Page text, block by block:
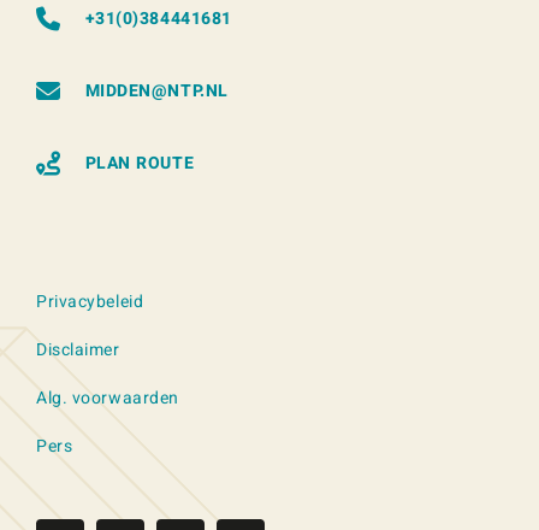
+31(0)384441681
MIDDEN@NTP.NL
PLAN ROUTE
Privacybeleid
Disclaimer
Alg. voorwaarden
Pers